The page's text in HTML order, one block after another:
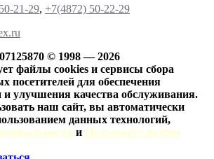
21-29, +7(4872) 50-22-29
© 1998 — 2026
файлы cookies и сервисы сбора
посетителей для обеспечения
и улучшения качества обслуживания.
наш сайт, вы автоматически
данных технологий,
и Пользовательским